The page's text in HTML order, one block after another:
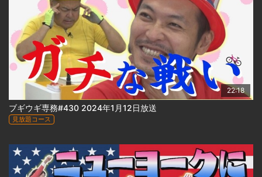
22:18
ブギウギ専務#430 2024年1月12日放送
見放題コース